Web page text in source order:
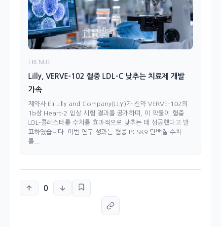
TRENUE
Lilly, VERVE-102 혈중 LDL-C 낮추는 치료제 개발
가속
제약사 Eli Lilly and Company(LLY)가 신약 VERVE-102의
1b상 Heart-2 임상 시험 결과를 공개하며, 이 약물이 혈중
LDL-콜레스테롤 수치를 효과적으로 낮추는 데 성공했다고 발
표하였습니다. 이번 연구 성과는 혈중 PCSK9 단백질 수치
를...
0